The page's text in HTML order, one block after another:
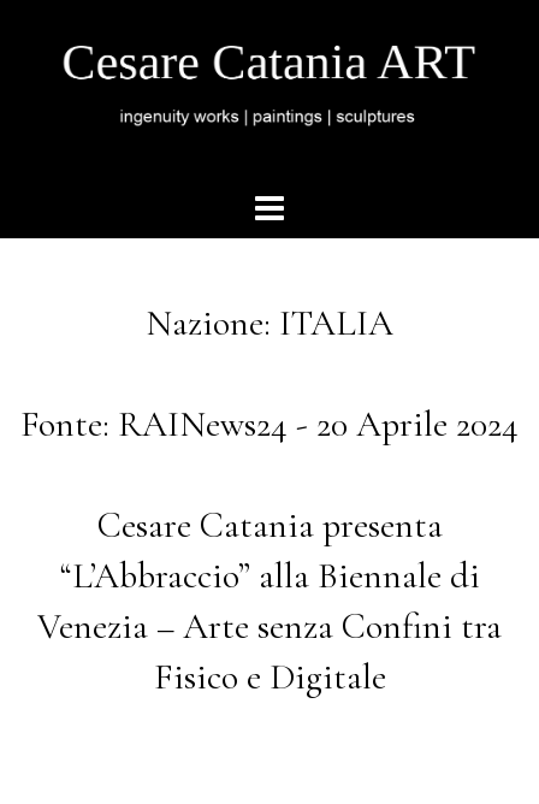
Nazione: ITALIA
Fonte: RAINews24 - 20 Aprile 2024
Cesare Catania presenta
“L’Abbraccio” alla Biennale di
Venezia – Arte senza Confini tra
Fisico e Digitale